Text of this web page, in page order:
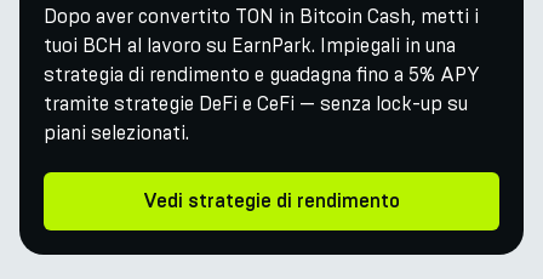
Dopo aver convertito TON in Bitcoin Cash, metti i
tuoi BCH al lavoro su EarnPark. Impiegali in una
strategia di rendimento e guadagna fino a 5% APY
tramite strategie DeFi e CeFi — senza lock-up su
piani selezionati.
Vedi strategie di rendimento